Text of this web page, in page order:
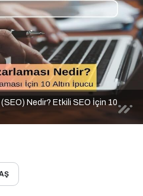
Nedir? Etkili SEO İçin 10